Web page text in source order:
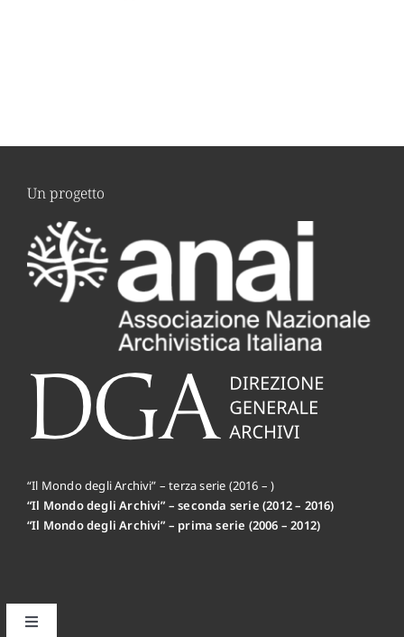
Un progetto
“Il Mondo degli Archivi” – terza serie (2016 – )
“Il Mondo degli Archivi” – seconda serie (2012 – 2016)
“Il Mondo degli Archivi” – prima serie (2006 – 2012)
Toggle